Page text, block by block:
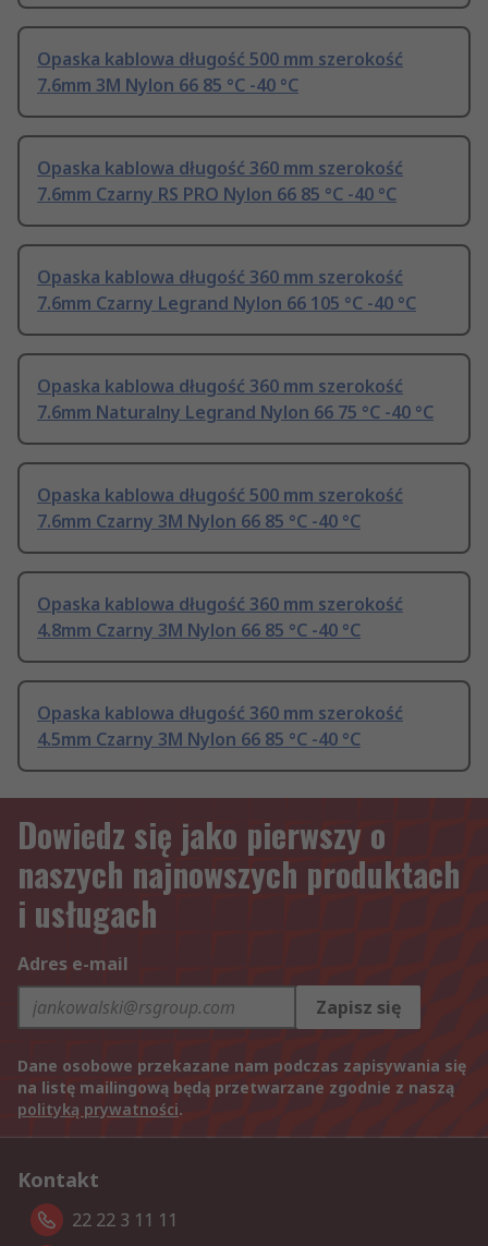
Opaska kablowa długość 500 mm szerokość
7.6mm 3M Nylon 66 85 °C -40 °C
Opaska kablowa długość 360 mm szerokość
7.6mm Czarny RS PRO Nylon 66 85 °C -40 °C
Opaska kablowa długość 360 mm szerokość
7.6mm Czarny Legrand Nylon 66 105 °C -40 °C
Opaska kablowa długość 360 mm szerokość
7.6mm Naturalny Legrand Nylon 66 75 °C -40 °C
Opaska kablowa długość 500 mm szerokość
7.6mm Czarny 3M Nylon 66 85 °C -40 °C
Opaska kablowa długość 360 mm szerokość
4.8mm Czarny 3M Nylon 66 85 °C -40 °C
Opaska kablowa długość 360 mm szerokość
4.5mm Czarny 3M Nylon 66 85 °C -40 °C
Dowiedz się jako pierwszy o
naszych najnowszych produktach
i usługach
Adres e-mail
Zapisz się
Dane osobowe przekazane nam podczas zapisywania się
na listę mailingową będą przetwarzane zgodnie z naszą
polityką prywatności.
Kontakt
22 22 3 11 11